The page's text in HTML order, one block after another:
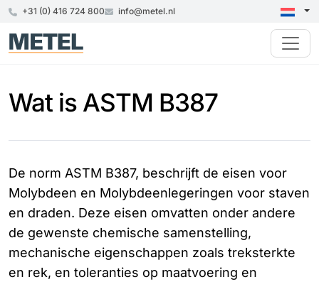
+31 (0) 416 724 800 info@metel.nl
Wat is ASTM B387
De norm ASTM B387, beschrijft de eisen voor
Molybdeen en Molybdeenlegeringen voor staven
en draden. Deze eisen omvatten onder andere
de gewenste chemische samenstelling,
mechanische eigenschappen zoals treksterkte
en rek, en toleranties op maatvoering en